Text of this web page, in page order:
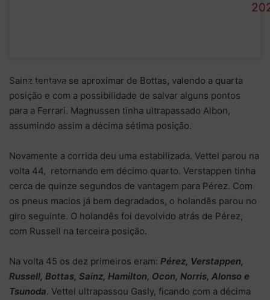
the road.
Sainz tentava se aproximar de Bottas, valendo a quarta
posição e com a possibilidade de salvar alguns pontos
para a Ferrari. Magnussen tinha ultrapassado Albon,
assumindo assim a décima sétima posição.
Novamente a corrida deu uma estabilizada. Vettel parou na
volta 44, retornando em décimo quarto. Verstappen tinha
cerca de quinze segundos de vantagem para Pérez. Com
os pneus macios já bem degradados, o holandês parou no
giro seguinte. O holandês foi devolvido atrás de Pérez,
com Russell na terceira posição.
Na volta 45 os dez primeiros eram: Pérez, Verstappen,
Russell, Bottas, Sainz, Hamilton, Ocon, Norris, Alonso e
Tsunoda. Vettel ultrapassou Gasly, ficando com a décima